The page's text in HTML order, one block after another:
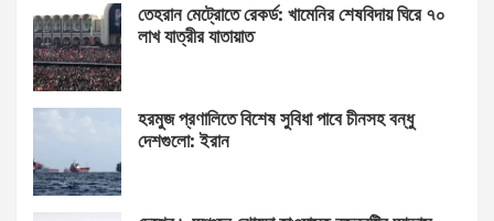
তেহরান মেট্রোতে রেকর্ড: খামেনির শেষবিদায় ঘিরে ৭০
লাখ যাত্রীর যাতায়াত
হরমুজ প্রণালিতে বিশেষ সুবিধা পাবে চীনসহ বন্ধু
দেশগুলো: ইরান